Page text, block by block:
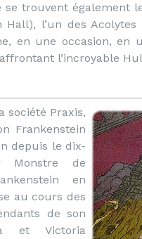
se trouvent également
l’un des
en une occasion, en
l’incroyable
société Praxis,
Frankenstein
depuis le dix-
Monstre de
en
au cours des
de son
et Victoria